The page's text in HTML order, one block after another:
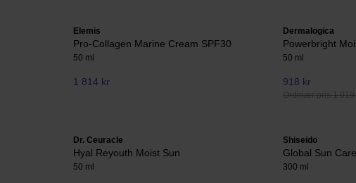
Elemis
Pro-Collagen Marine Cream SPF30
50 ml
1 814 kr
Dermalogica
Powerbright
50 ml
918 kr
Ordinær pris 1 019
Dr. Ceuracle
Hyal Reyouth Moist Sun
50 ml
Shiseido
Global Sun
300 ml